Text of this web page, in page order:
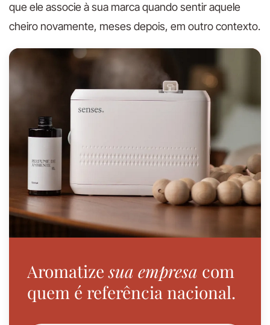
que ele associe à sua marca quando sentir aquele
cheiro novamente, meses depois, em outro contexto.
Aromatizesua empresa com
quem é referência nacional.